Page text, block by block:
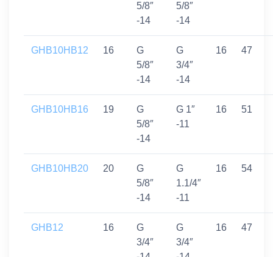
5/8″
-14
5/8″
-14
GHB10HB12 16
G
5/8″
-14
G
3/4″
-14
16 47
GHB10HB16 19
G
5/8″
-14
G 1″
-11
16 51
GHB10HB20 20
G
5/8″
-14
G
1.1/4″
-11
16 54
GHB12 16
G
3/4″
G
3/4″
16 47